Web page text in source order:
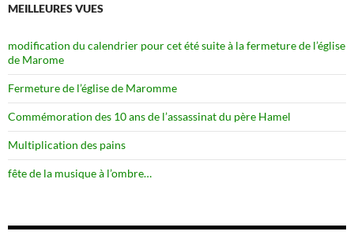
MEILLEURES VUES
modification du calendrier pour cet été suite à la fermeture de l’église
de Marome
Fermeture de l’église de Maromme
Commémoration des 10 ans de l’assassinat du père Hamel
Multiplication des pains
fête de la musique à l’ombre…